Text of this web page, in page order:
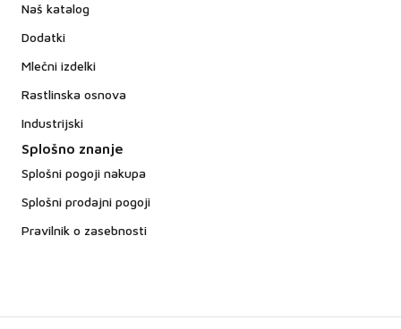
Naš katalog
Dodatki
Mlečni izdelki
Rastlinska osnova
Industrijski
Splošno znanje
Splošni pogoji nakupa
Splošni prodajni pogoji
Pravilnik o zasebnosti